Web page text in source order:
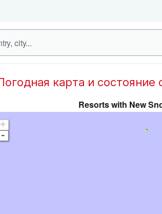
Погодная карта и
Resorts with New
+
-